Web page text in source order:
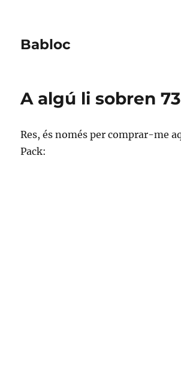
Babloc
A algú li sobren
Res, és només per comprar-me
Pack: